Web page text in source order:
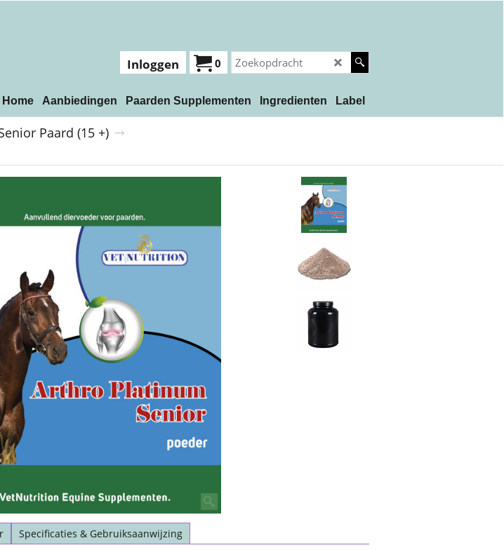
0
Inloggen
Home Aanbiedingen Paarden Supplementen Ingredienten Label
Paard (15 +)
Specificaties & Gebruiksaanwijzing